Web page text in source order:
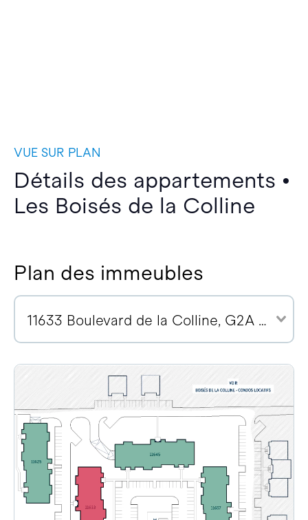
VUE SUR PLAN
Détails des appartements •
Les Boisés de la Colline
Plan des immeubles
11633 Boulevard de la Colline, G2A 2E1